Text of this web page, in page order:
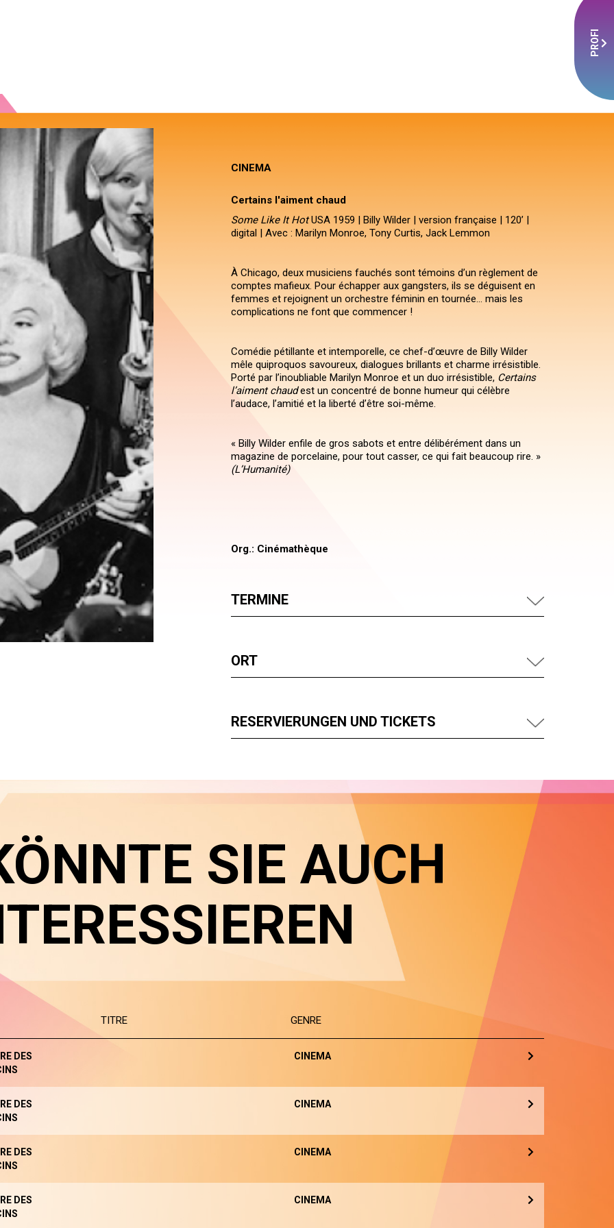
PROFI
CINEMA
Certains l'aiment chaud
Some Like It HotUSA 1959 | Billy Wilder | version française | 120’ |
digital | Avec : Marilyn Monroe, Tony Curtis, Jack Lemmon
À Chicago, deux musiciens fauchés sont témoins d’un règlement de
comptes mafieux. Pour échapper aux gangsters, ils se déguisent en
femmes et rejoignent un orchestre féminin en tournée… mais les
complications ne font que commencer !
Comédie pétillante et intemporelle, ce chef-d’œuvre de Billy Wilder
mêle quiproquos savoureux, dialogues brillants et charme irrésistible.
Porté par l’inoubliable Marilyn Monroe et un duo irrésistible, Certains
l’aiment chaudest un concentré de bonne humeur qui célèbre
l’audace, l’amitié et la liberté d’être soi-même.
« Billy Wilder enfile de gros sabots et entre délibérément dans un
magazine de porcelaine, pour tout casser, ce qui fait beaucoup rire. »
(L’Humanité)
Org.: Cinémathèque
TERMINE
ORT
RESERVIERUNGEN UND TICKETS
SIE AUCH
TITRE GENRE
DES
CINEMA
DES
CINEMA
DES
CINEMA
DES
CINEMA